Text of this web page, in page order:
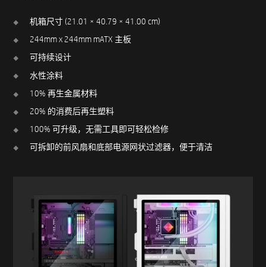
机箱尺寸 (21.01 × 40.79 × 41.00 cm)
244mm x 244mm mATX 主板
可持续设计
水性涂料
10% 再生金属材料
20% 的消费后再生塑料
100% 可升级，无需工具即可轻松检修
可拆卸的前风扇和底部电源网状过滤器，便于清洁